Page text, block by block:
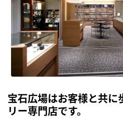
宝石広場はお客様と共に
リー専門店です。